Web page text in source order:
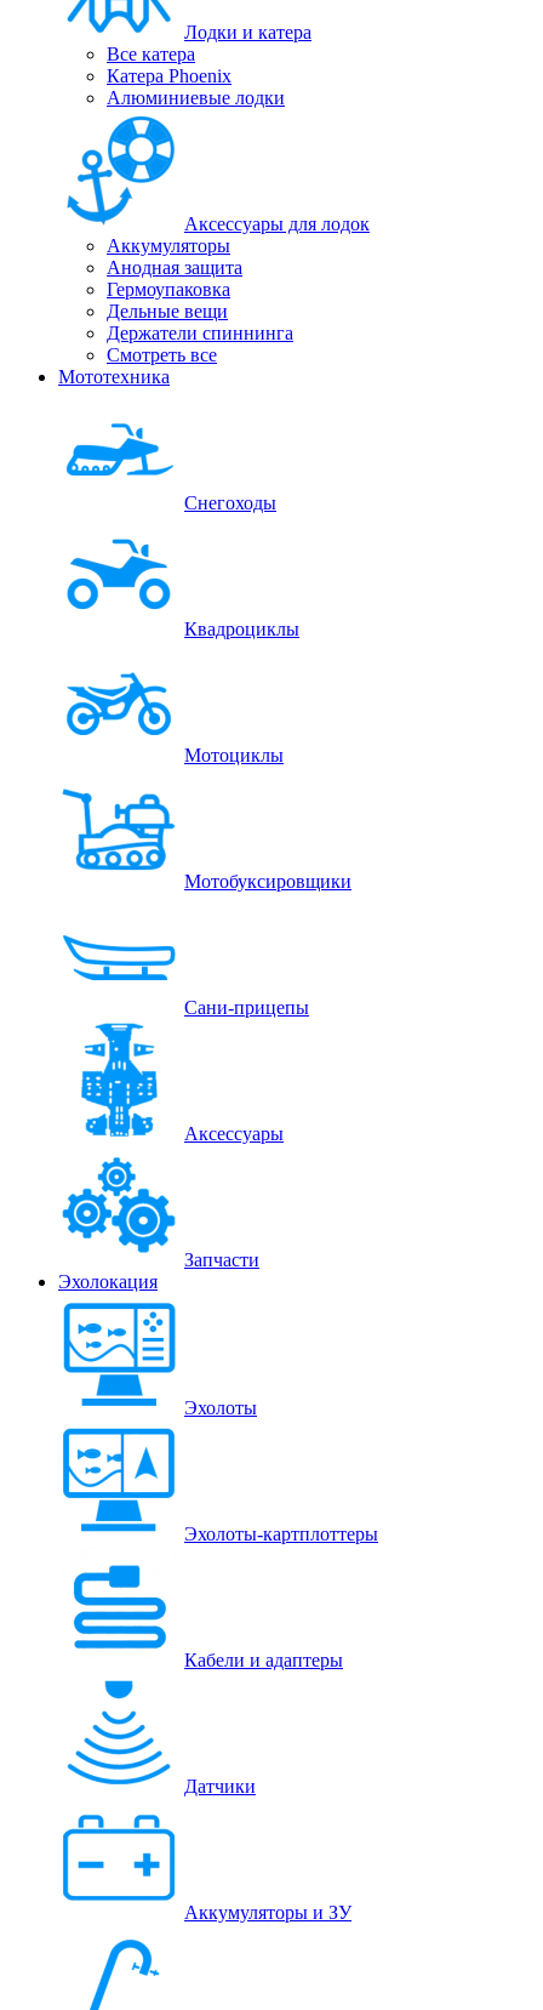
Лодки и катера
Все катера
Катера Phoenix
Алюминиевые лодки
Аксессуары для лодок
Аккумуляторы
Анодная защита
Гермоупаковка
Дельные вещи
Держатели спиннинга
Смотреть все
Мототехника
Снегоходы
Квадроциклы
Мотоциклы
Мотобуксировщики
Сани-прицепы
Аксессуары
Запчасти
Эхолокация
Эхолоты
Эхолоты-картплоттеры
Кабели и адаптеры
Датчики
Аккумуляторы и ЗУ